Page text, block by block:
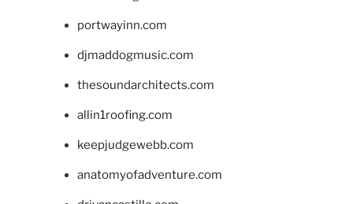
portwayinn.com
djmaddogmusic.com
thesoundarchitects.com
allin1roofing.com
keepjudgewebb.com
anatomyofadventure.com